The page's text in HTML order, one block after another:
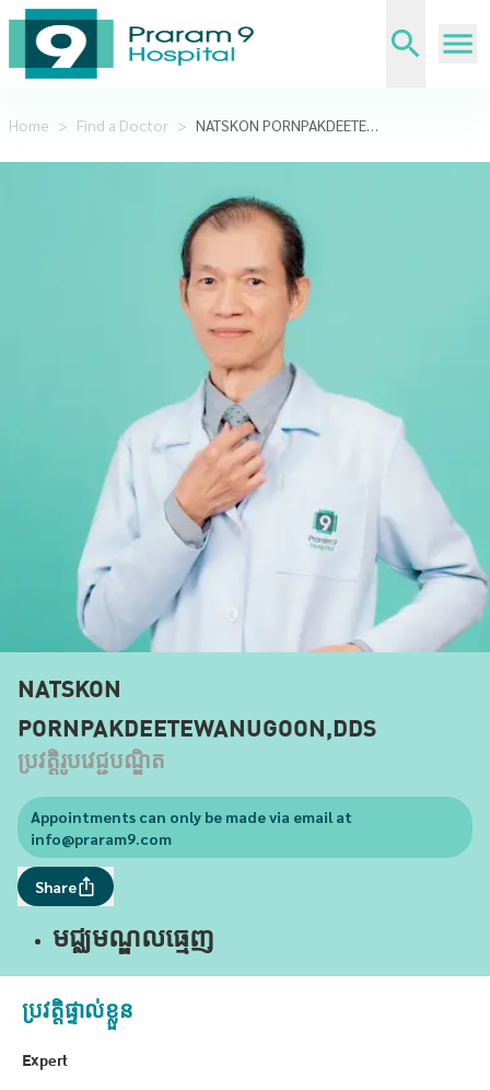
Home > Find a Doctor > NATSKON PORNPAKDEETEWANUGOON,DDS
NATSKON
PORNPAKDEETEWANUGOON,DDS
ប្រវត្តិរូបវេជ្ជបណ្ឌិត
Appointments can only be made via email at
info@praram9.com
Share
មជ្ឈមណ្ឌលធ្មេញ
ប្រវត្តិផ្ទាល់ខ្លួន
Expert